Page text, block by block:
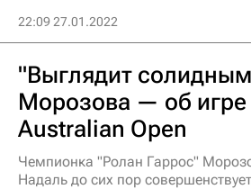
22:09 27.01.2022
"Выглядит
Морозова — об игре
Australian Open
Чемпионка "Ролан Гаррос"
Надаль до сих пор